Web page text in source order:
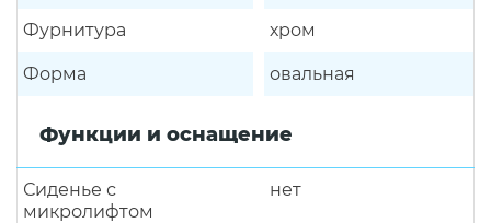
Фурнитура хром
Форма овальная
Функции и оснащение
Сиденье с
микролифтом
нет